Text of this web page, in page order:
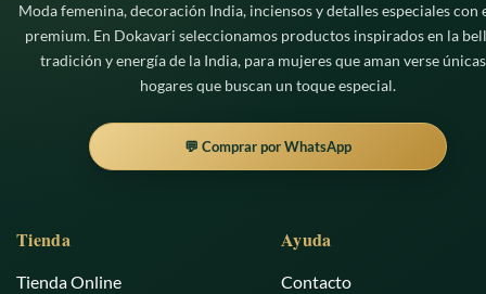
Moda femenina, decoración India, inciensos y detalles especiales con
premium. En Dokavari seleccionamos productos inspirados en la
tradición y energía de la India, para mujeres que aman verse
hogares que buscan un toque especial.
💬 Comprar por WhatsApp
Tienda
Tienda Online
Ayuda
Contacto